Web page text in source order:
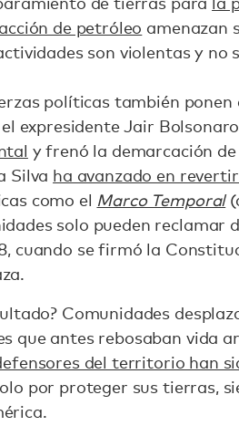
de petróleo amenazan
son violentas y no
políticas también ponen
expresidente Jair Bolsonaro
y frenó la demarcación
Silva ha avanzado en
como el Marco Temporal
solo pueden reclamar
cuando se firmó la
Comunidades
que antes rebosaban vida
del territorio han
por proteger sus tierras,